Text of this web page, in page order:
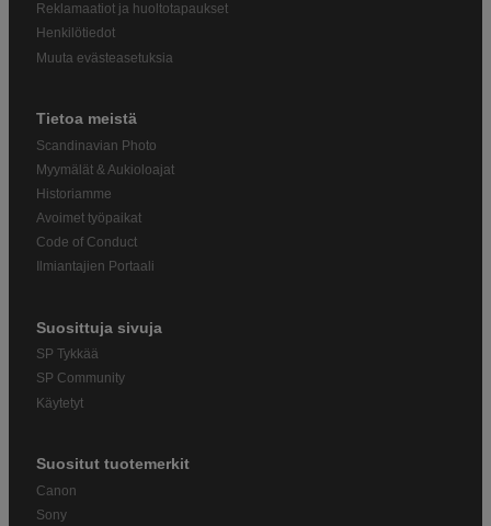
Reklamaatiot ja huoltotapaukset
Henkilötiedot
Muuta evästeasetuksia
Tietoa meistä
Scandinavian Photo
Myymälät & Aukioloajat
Historiamme
Avoimet työpaikat
Code of Conduct
Ilmiantajien Portaali
Suosittuja sivuja
SP Tykkää
SP Community
Käytetyt
Suositut tuotemerkit
Canon
Sony